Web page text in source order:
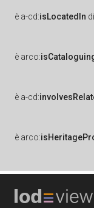
è a-cd:isLocatedIn di
è arco:
è a-cd:
è arco: